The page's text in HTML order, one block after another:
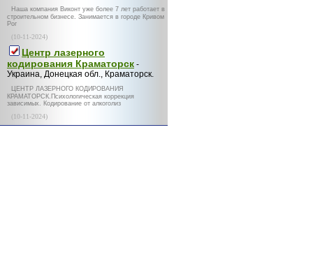
Наша компания Виконт уже более 7 лет работает в
строительном бизнесе. Занимается в городе Кривом
Рог
(10-11-2024)
Центр лазерного
кодирования Краматорск -
Украина, Донецкая обл., Краматорск.
ЦЕНТР ЛАЗЕРНОГО КОДИРОВАНИЯ
КРАМАТОРСК.Психологическая коррекция
зависимых. Кодирование от алкоголиз
(10-11-2024)